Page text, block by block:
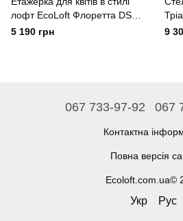
лофт EcoLoft Флоретта DSP-
1390
5 190 грн
9
067 733-97-92 067
Контактна
Повна версія
Ecoloft.com.ua©
Укр Рус